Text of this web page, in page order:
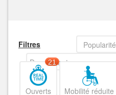
Filtres
Popularité
Decroissant
Ouverts
21
Mobilité réduite